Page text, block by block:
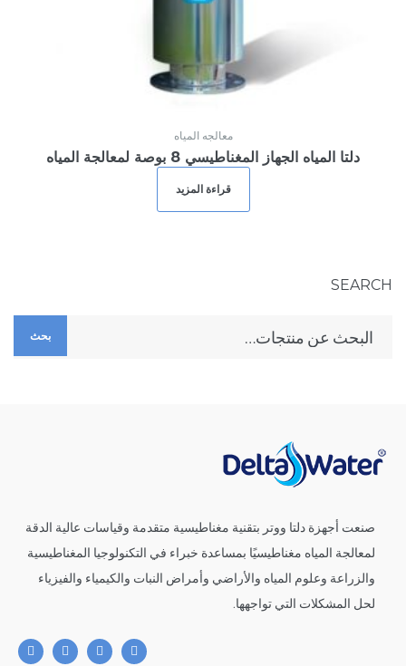
معالجه المياه
دلتا المياه الجهاز المغناطيسي 8 بوصة لمعالجة المياه
قراءة المزيد
SEARCH
بحث
صنعت أجهزة دلتا ووتر بتقنية مغناطيسية متقدمة وقياسات عالية الدقة
لمعالجة المياه مغناطيسيًا بمساعدة خبراء في التكنولوجيا المغناطيسية
والزراعة وعلوم المياه والأراضي وأمراض النبات والكيمياء والفيزياء
لحل المشكلات التي تواجهها.